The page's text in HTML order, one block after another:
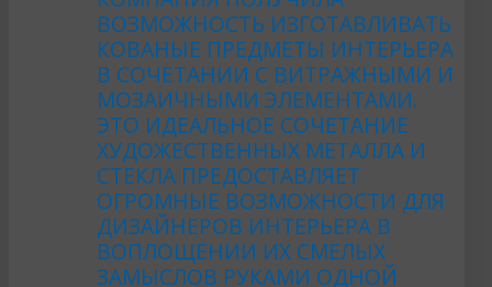
ВОЗМОЖНОСТЬ ИЗГОТАВЛИВАТЬ
КОВАНЫЕ ПРЕДМЕТЫ ИНТЕРЬЕРА
В СОЧЕТАНИИ С ВИТРАЖНЫМИ И
МОЗАИЧНЫМИ ЭЛЕМЕНТАМИ.
ЭТО ИДЕАЛЬНОЕ СОЧЕТАНИЕ
ХУДОЖЕСТВЕННЫХ МЕТАЛЛА И
СТЕКЛА ПРЕДОСТАВЛЯЕТ
ОГРОМНЫЕ ВОЗМОЖНОСТИ ДЛЯ
ДИЗАЙНЕРОВ ИНТЕРЬЕРА В
ВОПЛОЩЕНИИ ИХ СМЕЛЫХ
ЗАМЫСЛОВ РУКАМИ ОДНОЙ